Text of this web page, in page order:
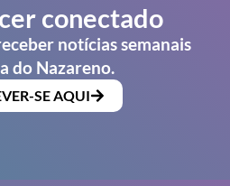
conectado
notícias semanais
do Nazareno.
SE AQUI